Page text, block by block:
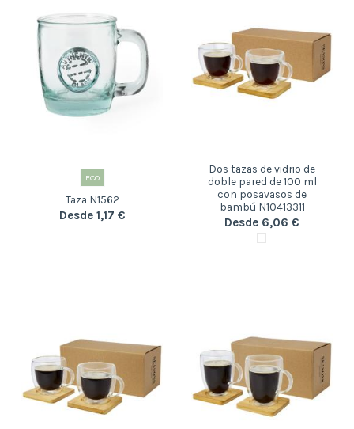
ECO
Taza N1562
Desde 1,17 €
Dos tazas de vidrio de
doble pared de 100 ml
con posavasos de
bambú N10413311
Desde 6,06 €